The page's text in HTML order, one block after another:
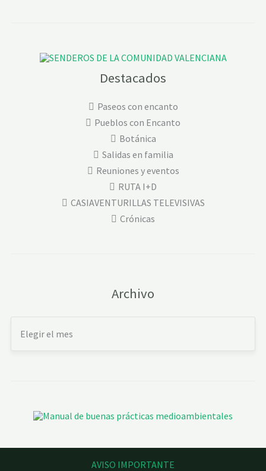
Destacados
Paseos con encanto
Pueblos con Encanto
Botánica
Salidas en familia
Reuniones y eventos
RUTA I+D
CASIAVENTURILLAS TELEVISIVAS
Crónicas
Archivo
AVISO IMPORTANTE